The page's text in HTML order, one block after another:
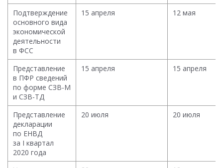
Подтверждение
основного вида
экономической
деятельности
в ФСС
15 апреля 12 мая
Представление
в ПФР сведений
по форме СЗВ-М
и СЗВ-ТД
15 апреля 15 апреля
Представление
декларации
по ЕНВД
за I квартал
2020 года
20 июля 20 июля